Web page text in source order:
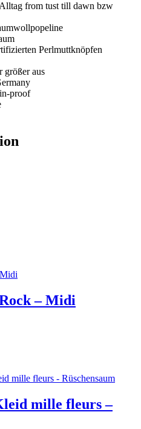
from tust till dawn bzw
Perlmuttknöpfen
größer aus
proof
– Midi
mille fleurs –